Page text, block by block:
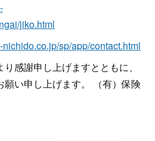
jiko.html
sp/app/contact.html
感謝申し上げますとともに、
い申し上げます。 （有）保険